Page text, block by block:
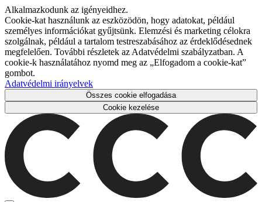
Alkalmazkodunk az igényeidhez.
Cookie-kat használunk az eszközödön, hogy adatokat, például
személyes információkat gyűjtsünk. Elemzési és marketing célokra
szolgálnak, például a tartalom testreszabásához az érdeklődésednek
megfelelően. További részletek az Adatvédelmi szabályzatban. A
cookie-k használatához nyomd meg az „Elfogadom a cookie-kat”
gombot.
Adatvédelmi irányelvek
Összes cookie elfogadása
Cookie kezelése